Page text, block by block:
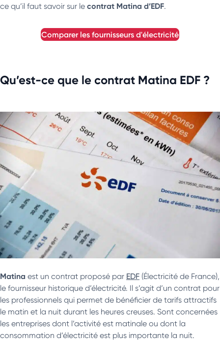
ce qu’il faut savoir sur le contrat Matina d’EDF.
comparer les fournisseurs d'électricité
Qu’est-ce que le contrat Matina EDF ?
Matina est un contrat proposé par EDF (Électricité de France),
le fournisseur historique d’électricité. Il s’agit d’un contrat pour
les professionnels qui permet de bénéficier de tarifs attractifs
le matin et la nuit durant les heures creuses. Sont concernées
les entreprises dont l’activité est matinale ou dont la
consommation d’électricité est plus importante la nuit.